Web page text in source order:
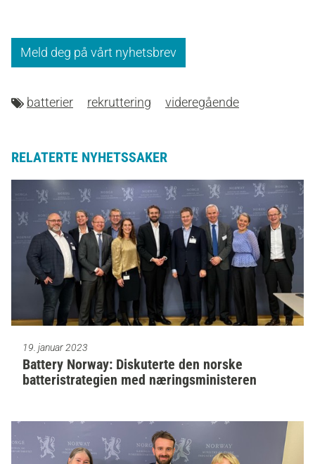
Meld deg på vårt nyhetsbrev
batterier rekruttering videregående
RELATERTE NYHETSSAKER
19. januar 2023
Battery Norway: Diskuterte den norske
batteristrategien med næringsministeren